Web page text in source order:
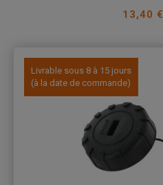
Prix
13,40 €
Livrable sous 8 à 15 jours
(à la date de commande)